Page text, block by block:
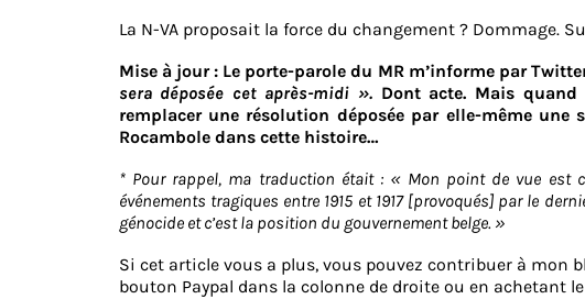
La N-VA proposait la force du changement ? Dommage.
Mise à jour : Le porte-parole du MR m’informe par
sera déposée cet après-midi ». Dont acte. Mais
remplacer une résolution déposée par elle-même
Rocambole dans cette histoire…
* Pour rappel, ma traduction était : « Mon point de vue est
événements tragiques entre 1915 et 1917 [provoqués] par le
génocide et c’est la position du gouvernement belge. »
Si cet article vous a plus, vous pouvez contribuer à
bouton Paypal dans la colonne de droite ou en achetant